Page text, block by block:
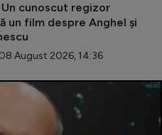
Un cunoscut regizor
un film despre Anghel și
August 2026, 14:36